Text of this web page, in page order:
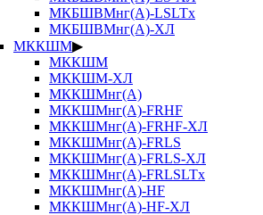
МКБШВМнг(А)-LSLTx
МКБШВМнг(А)-ХЛ
МККШМ▶
МККШМ
МККШМ-ХЛ
МККШМнг(А)
МККШМнг(А)-FRHF
МККШМнг(А)-FRHF-ХЛ
МККШМнг(А)-FRLS
МККШМнг(А)-FRLS-ХЛ
МККШМнг(А)-FRLSLTx
МККШМнг(А)-HF
МККШМнг(А)-HF-ХЛ